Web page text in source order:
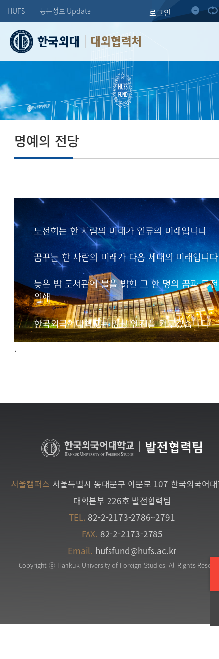
HUFS 동문정보 Update 로그인
대외협력처
명예의 전당
도전하는 한 사람의 미래가 인류의 미래입니다
꿈꾸는 한 사람의 미래가 다음 세대의 미래입니다
늦은 밤 도서관에 불을 밝힌 그 한 명의 꿈과 도
위해
한국외국어대학교는 항상 엔진을 켜두겠습니다
도전하는 한 사람의 미래가
인류의 미래입니다
꿈꾸는 한 사람의 미래가
다음 세대의 미래입니다
늦은 밤 도서관에 불을 밝힌
그 한 명의 꿈과 도전을 위해
한국외국어대학교는
항상 엔진을 켜두겠습니다
.
| 발전협력팀
서울캠퍼스 서울특별시 동대문구 이문로 107 한국외국어
대학본부 226호 발전협력팀
TEL. 82-2-2173-2786~2791
FAX. 82-2-2173-2785
Email. hufsfund@hufs.ac.kr
Copyright ⓒ Hankuk University of Foreign Studies. All Rights